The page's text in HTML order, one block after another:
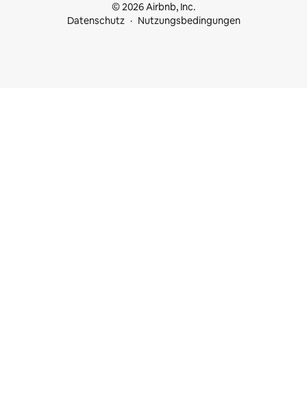
© 2026 Airbnb, Inc.
Datenschutz
Nutzungsbedingungen